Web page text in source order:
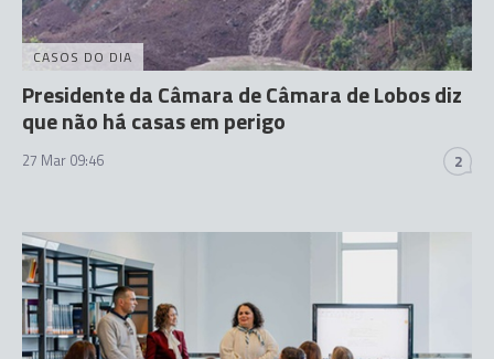
CASOS DO DIA
Presidente da Câmara de Câmara de Lobos diz
que não há casas em perigo
27 Mar 09:46 2